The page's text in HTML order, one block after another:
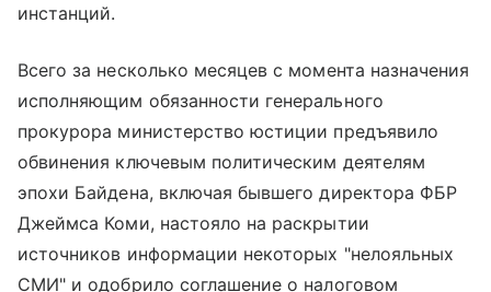
инстанций.
Всего за несколько месяцев с момента назначения
исполняющим обязанности генерального
прокурора министерство юстиции предъявило
обвинения ключевым политическим деятелям
эпохи Байдена, включая бывшего директора ФБР
Джеймса Коми, настояло на раскрытии
источников информации некоторых "нелояльных
СМИ" и одобрило соглашение о налоговом